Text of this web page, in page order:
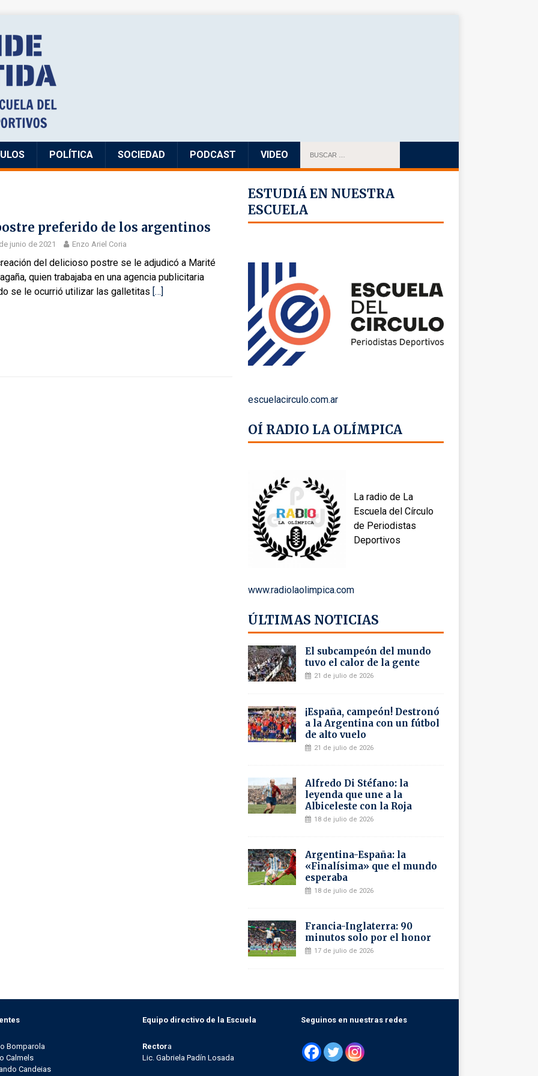
POLÍTICA SOCIEDAD PODCAST VIDEO
preferido de los argentinos
junio de 2021 Enzo Ariel Coria
del delicioso postre se le adjudicó a Marité
quien trabajaba en una agencia publicitaria
se le ocurrió utilizar las galletitas […]
ESTUDIÁ EN NUESTRA
ESCUELA
escuelacirculo.com.ar
OÍ RADIO LA OLÍMPICA
La radio de La
Escuela del Círculo
de Periodistas
Deportivos
www.radiolaolimpica.com
ÚLTIMAS NOTICIAS
El subcampeón del mundo
tuvo el calor de la gente
21 de julio de 2026
¡España, campeón! Destronó
a la Argentina con un fútbol
de alto vuelo
21 de julio de 2026
Alfredo Di Stéfano: la
leyenda que une a la
Albiceleste con la Roja
18 de julio de 2026
Argentina-España: la
«Finalísima» que el mundo
esperaba
18 de julio de 2026
Francia-Inglaterra: 90
minutos solo por el honor
17 de julio de 2026
Bomparola
Calmels
Candeias
Equipo directivo de la Escuela
Rectora
Lic. Gabriela Padín Losada
Seguinos en nuestras redes